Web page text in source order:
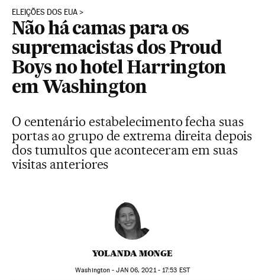
ELEIÇÕES DOS EUA
Não há camas para os
supremacistas dos Proud
Boys no hotel Harrington
em Washington
O centenário estabelecimento fecha suas
portas ao grupo de extrema direita depois
dos tumultos que aconteceram em suas
visitas anteriores
YOLANDA MONGE
Washington -JAN06, 2021 - 17:53 EST